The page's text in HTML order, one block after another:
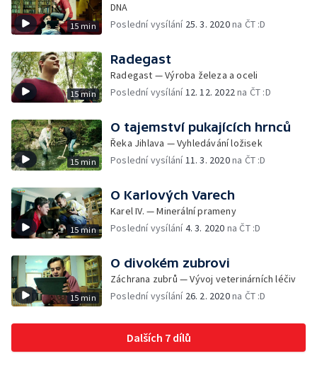
15 min
DNA
Poslední vysílání 25. 3. 2020na ČT :D
15 min
Radegast
Radegast — Výroba železa a oceli
Poslední vysílání12. 12. 2022na ČT :D
15 min
O tajemství pukajících hrnců
Řeka Jihlava — Vyhledávání ložisek
Poslední vysílání11. 3. 2020na ČT :D
15 min
O Karlových Varech
Karel IV. — Minerální prameny
Poslední vysílání4. 3. 2020 na ČT :D
15 min
O divokém zubrovi
Záchrana zubrů — Vývoj veterinárních léčiv
Poslední vysílání 26. 2. 2020na ČT :D
Dalších 7 dílů